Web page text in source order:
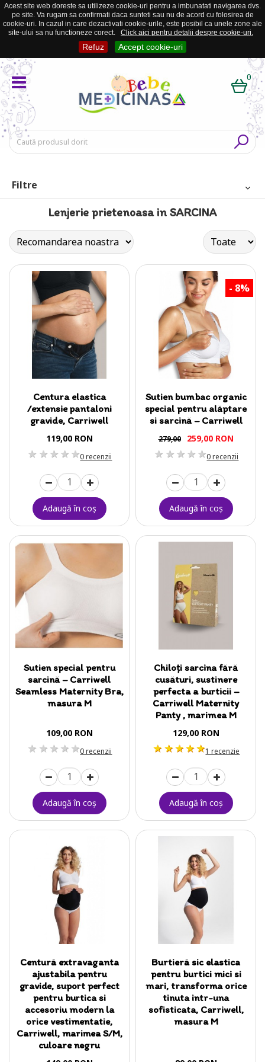
Acest site web doreste sa utilizeze cookie-uri pentru a imbunatati navigarea dvs.
pe site. Va rugam sa confirmati daca sunteti sau nu de acord cu folosirea de
cookie-uri. In cazul in care dezactivati cookie-urile, este posibil ca unele zone ale
site-ului sa nu functioneze corect.
Click aici pentru detalii despre cookie-uri.
Refuz Accept cookie-uri
0
Filtre
Lenjerie prietenoasa in SARCINA
Centura elastica
/extensie pantaloni
gravide, Carriwell
119,00 RON
5 stele
4 stele
3 stele
2 stele
1 stea 0 recenzii
Adaugă în coş
Sutien bumbac organic
special pentru alăptare
si sarcină – Carriwell
279,00 259,00 RON
5 stele
4 stele
3 stele
2 stele
1 stea 0 recenzii
Adaugă în coş
- 8%
Sutien special pentru
sarcină – Carriwell
Seamless Maternity Bra,
masura M
109,00 RON
5 stele
4 stele
3 stele
2 stele
1 stea 0 recenzii
Adaugă în coş
Chiloți sarcina fără
cusături, sustinere
perfecta a burticii –
Carriwell Maternity
Panty , marimea M
129,00 RON
5 stele
4 stele
3 stele
2 stele
1 stea 1 recenzie
Adaugă în coş
Centură extravaganta
ajustabila pentru
gravide, suport perfect
pentru burtica si
accesoriu modern la
orice vestimentatie,
Carriwell, marimea S/M,
culoare negru
Burtieră sic elastica
pentru burtici mici si
mari, transforma orice
tinuta intr-una
sofisticata, Carriwell,
masura M